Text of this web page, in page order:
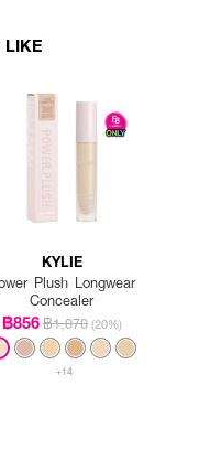
LIKE
KYLIE
Plush Longwear
Concealer
฿856฿1,070 (20%)
+14